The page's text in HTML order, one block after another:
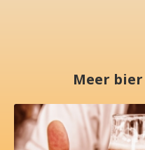
Meer